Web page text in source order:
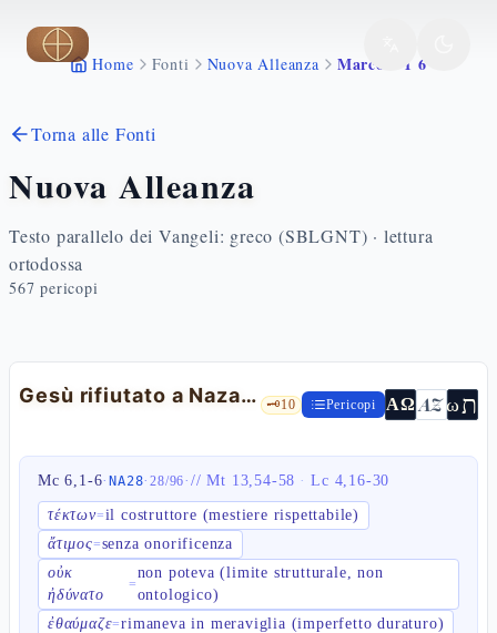
Vai al contenuto principale
Home Fonti Nuova Alleanza Marco 6 1 6
Torna alle Fonti
Nuova Alleanza
Testo parallelo dei Vangeli: greco (SBLGNT) · lettura
ortodossa
567 pericopi
Gesù rifiutato a Nazaret 🗝️10 Pericopi ΑΩ AZωת
Mc 6,1-6·NA28·28/96·//Mt 13,54-58 · Lc 4,16-30
τέκτων=il costruttore (mestiere rispettabile)
ἄτιμος=senza onorificenza
οὐκ
ἠδύνατο
=
non poteva (limite strutturale, non
ontologico)
ἐθαύμαζε=rimaneva in meraviglia (imperfetto duraturo)